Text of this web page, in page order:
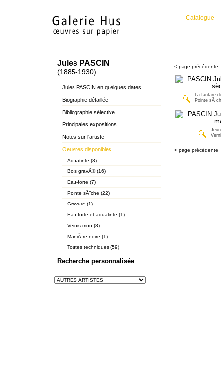
Catalogue
Jules PASCIN
(1885-1930)
Jules PASCIN en quelques dates
Biographie détaillée
Bibliographie sélective
Principales expositions
Notes sur l'artiste
Oeuvres disponibles
Aquatinte (3)
Bois gravÃ© (16)
Eau-forte (7)
Pointe sÃ¨che (22)
Gravure (1)
Eau-forte et aquatinte (1)
Vernis mou (8)
ManiÃ¨re noire (1)
Toutes techniques (59)
Recherche personnalisée
< page précédente
La fanfare
Pointe
< page précédente